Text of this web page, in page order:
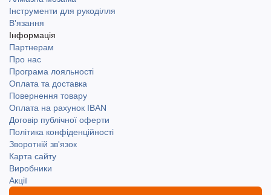
Інструменти для рукоділля
В'язання
Інформація
Партнерам
Про нас
Програма лояльності
Оплата та доставка
Повернення товару
Оплата на рахунок IBAN
Договір публічної оферти
Політика конфіденційності
Зворотній зв'язок
Карта сайту
Виробники
Акції